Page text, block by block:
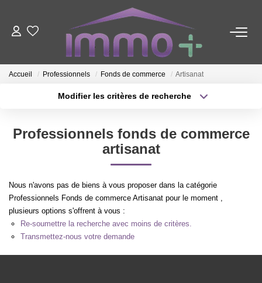
ACHETER
LOUER
FAIRE GÉRER
ESTIMER
NOTRE AGENCE
Nous Contacter
Accueil Professionnels Fonds de commerce Artisanat
Modifier les critères de recherche
Type de bien
Surface min
Créer une alerte
Professionnels fonds de commerce
artisanat
Nous n'avons pas de biens à vous proposer dans la catégorie
Professionnels Fonds de commerce Artisanat pour le moment ,
plusieurs options s'offrent à vous :
Re-soumettre la recherche avec moins de critères.
Transmettez-nous votre demande